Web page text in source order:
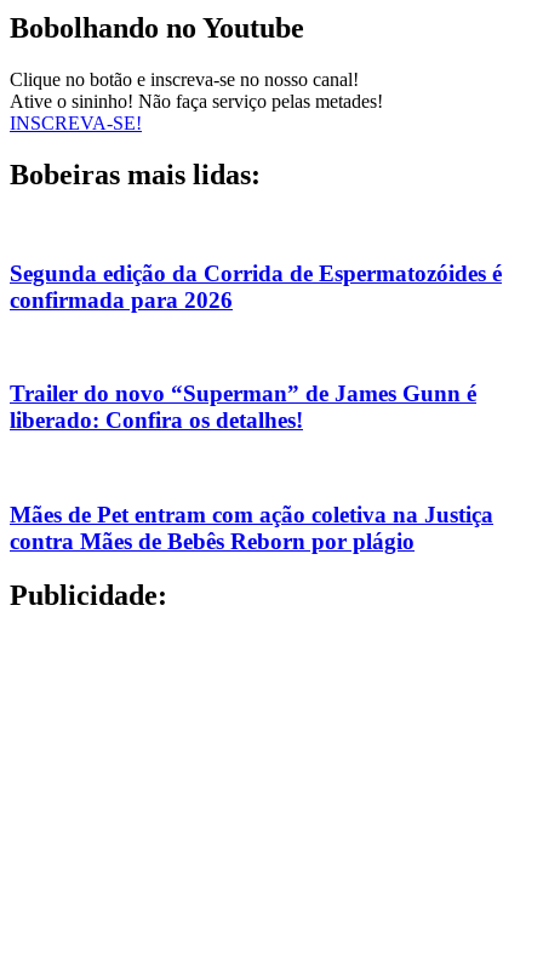
Bobolhando no Youtube
Clique no botão e inscreva-se no nosso canal!
Ative o sininho! Não faça serviço pelas metades!
INSCREVA-SE!
Bobeiras mais lidas:
Segunda edição da Corrida de Espermatozóides é
confirmada para 2026
Trailer do novo “Superman” de James Gunn é
liberado: Confira os detalhes!
Mães de Pet entram com ação coletiva na Justiça
contra Mães de Bebês Reborn por plágio
Publicidade: